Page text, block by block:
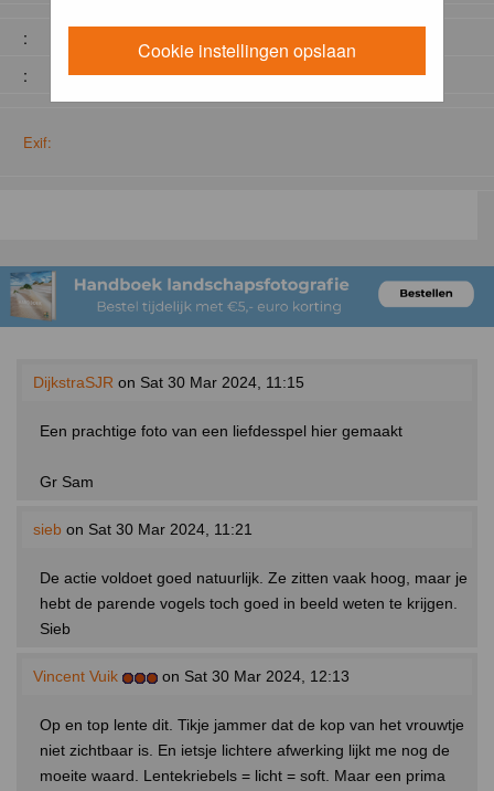
Cookie instellingen opslaan
:
:
Exif:
DijkstraSJR on Sat 30 Mar 2024, 11:15
Een prachtige foto van een liefdesspel hier gemaakt
Gr Sam
sieb on Sat 30 Mar 2024, 11:21
De actie voldoet goed natuurlijk. Ze zitten vaak hoog, maar je
hebt de parende vogels toch goed in beeld weten te krijgen.
Sieb
Vincent Vuik on Sat 30 Mar 2024, 12:13
Op en top lente dit. Tikje jammer dat de kop van het vrouwtje
niet zichtbaar is. En ietsje lichtere afwerking lijkt me nog de
moeite waard. Lentekriebels = licht = soft. Maar een prima